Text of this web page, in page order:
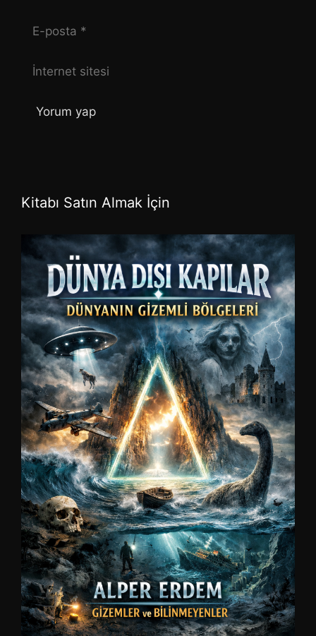
posta
İnternet
sitesi
Kitabı Satın Almak İçin